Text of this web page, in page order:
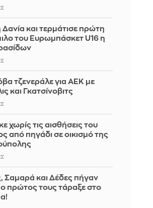
Δανία και τερμάτισε πρώτη
του Ευρωμπάσκετ U16 η
τζενεράλε για ΑΕΚ με
και Γκατσίνοβιτς
χωρίς τις αισθήσεις του
από πηγάδι σε οικισμό της
Σαμαρά και Δέδες πήγαν
ο πρώτος τους τάραξε στο